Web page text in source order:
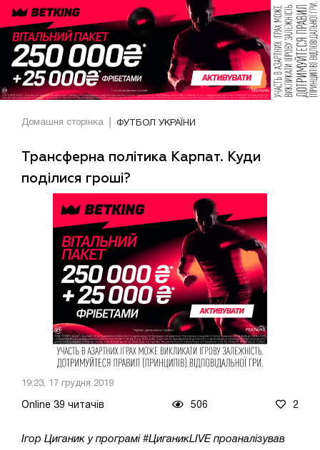
Домашня сторінка ФУТБОЛ УКРАЇНИ
Трансферна політика Карпат. Куди
поділися гроші?
19:23, 17 грудня 2019
Online 39 читачів 506 2
Ігор Циганик у програмі #ЦиганикLIVE проаналізував